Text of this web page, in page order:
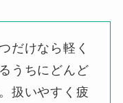
だけなら軽く
うちにどんど
扱いやすく疲